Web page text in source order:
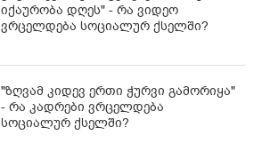
იქაურობა დღეს" - რა ვიდეო
ვრცელდება სოციალურ ქსელში?
"ზღვამ კიდევ ერთი ჭურვი გამორიყა"
- რა კადრები ვრცელდება
სოციალურ ქსელში?